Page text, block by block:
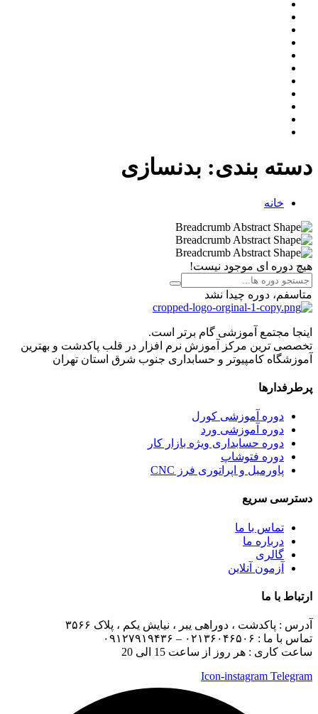
دسته بندی: بدنسازی
خانه
هیچ دوره ای موجود نیست!
متاسفم، دوره چیدا نشد
اینجا مجتمع آموزشی گام برتر است.
تخصصی ترین مرکز آموزش نرم افزار در قلب پاکدشت و بهترین
آموزشگاه کامپیوتر و حسابداری جنوب شرق استان تهران
پرطرفدارها
دوره آموزشی کورل
دوره آموزشی ورد
دوره حسابداری ویژه بازار کار
دوره فتوشاپ
پاورمیل و اپراتوری فرز CNC
دسترسی سریع
تماس با ما
درباره ما
گالری
آزمون آنلاین
ارتباط با ما
آدرس : پاکدشت ، دوراهی یبر ، نیایش یکم ، پلاک ۳۵۶۶
تماس با ما :
ساعت کاری : هر روز از ساعت 15 الی 20
Icon-instagram Telegram